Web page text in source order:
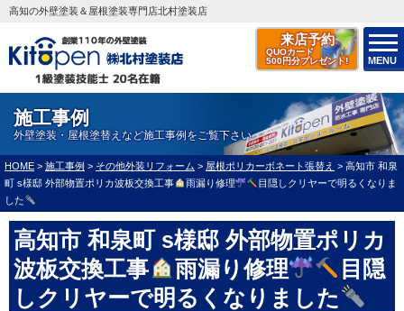
来店予約
QUOカード
500円分プレゼント!
MENU
高知の外壁塗装＆屋根塗装専門店北村塗装店
施工事例
外壁塗装・屋根塗替えなど施工事例をご覧下さい
HOME > 施工事例 > その他外装リフォーム > 屋根ポリカーボネート張替え > 高知市 和泉
町 s様邸 外部物置ポリカ波板交換工事
雨漏り修理
目隠しクリヤーで明るくなりま
した
高知市 和泉町 s様邸 外部物置ポリカ
波板交換工事
雨漏り修理
目隠
しクリヤーで明るくなりました